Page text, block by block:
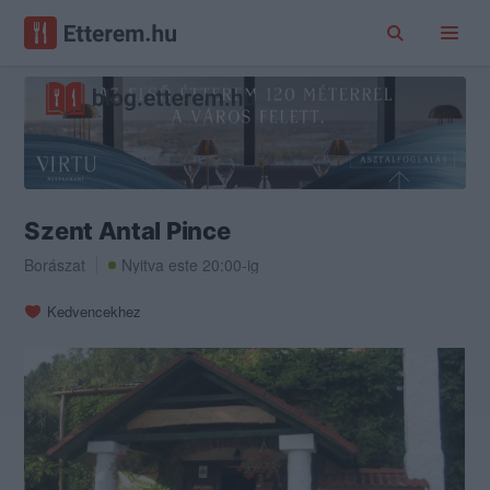
Szent Antal Pince
Borászat Nyitva este 20:00-ig
Kedvencekhez